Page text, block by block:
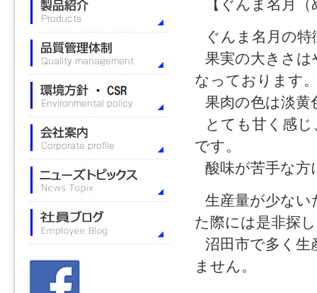
【ぐんま名月
ぐんま名月の特
果実の大きさ
なっております
果肉の色は淡黄
とても甘く感
です。
酸味が苦手な方
生産量が少ない
た際には是非探
沼田市で多く
ません。